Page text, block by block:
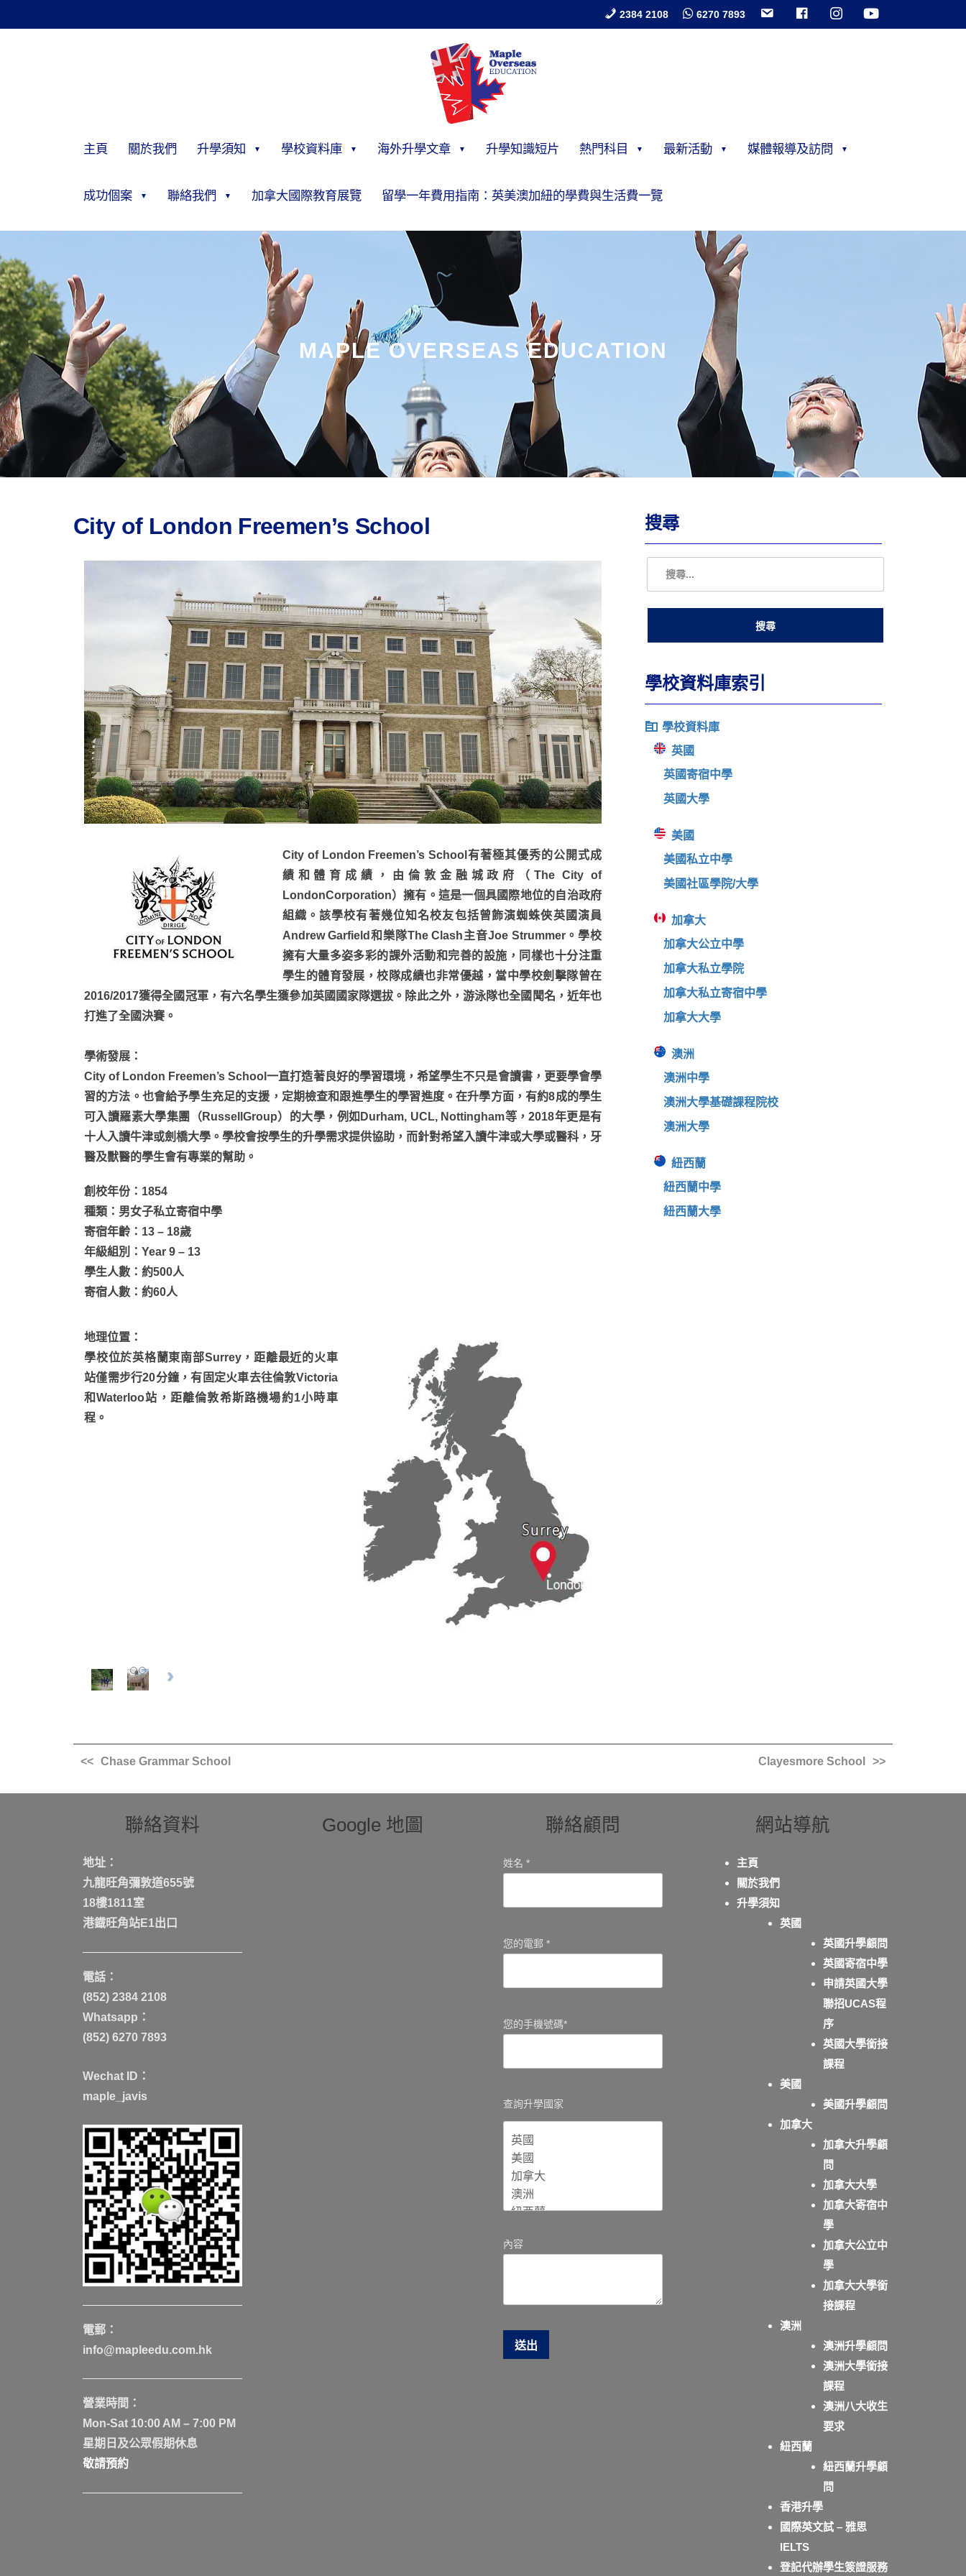
2384 2108 6270 7893
主頁 關於我們 升學須知 學校資料庫 海外升學文章 升學知識短片 熱門科目 最新活動 媒體報導及訪問
成功個案 聯絡我們 加拿大國際教育展覽 留學一年費用指南：英美澳加紐的學費與生活費一覽
MAPLE OVERSEAS EDUCATION
City of London Freemen’s School
City of London Freemen’s School有著極其優秀的公開式成
績和體育成績，由倫敦金融城政府（The City of
LondonCorporation）擁有。這是一個具國際地位的自治政府
組織。該學校有著幾位知名校友包括曾飾演蜘蛛俠英國演員
Andrew Garfield和樂隊The Clash主音Joe Strummer。學校
擁有大量多姿多彩的課外活動和完善的設施，同樣也十分注重
學生的體育發展，校隊成績也非常優越，當中學校劍擊隊曾在
2016/2017獲得全國冠軍，有六名學生獲參加英國國家隊選拔。除此之外，游泳隊也全國聞名，近年也
打進了全國決賽。
學術發展 ：
City of London Freemen’s School一直打造著良好的學習環境，希望學生不只是會讀書，更要學會學
習的方法。也會給予學生充足的支援，定期檢查和跟進學生的學習進度。在升學方面，有約8成的學生
可入讀羅素大學集團（RussellGroup）的大學，例如Durham, UCL, Nottingham等，2018年更是有
十人入讀牛津或劍橋大學。學校會按學生的升學需求提供協助，而針對希望入讀牛津或大學或醫科，牙
醫及獸醫的學生會有專業的幫助。
創校年份：1854
種類：男女子私立寄宿中學
寄宿年齡：13 – 18歲
年級組別：Year 9 – 13
學生人數：約500人
寄宿人數：約60人
地理位置：
學校位於英格蘭東南部Surrey，距離最近的火車
站僅需步行20分鐘，有固定火車去往倫敦Victoria
和Waterloo站，距離倫敦希斯路機場約1小時車
程。
搜尋
學校資料庫索引
學校資料庫
英國
英國寄宿中學
英國大學
美國
美國私立中學
美國社區學院/大學
加拿大
加拿大公立中學
加拿大私立學院
加拿大私立寄宿中學
加拿大大學
澳洲
澳洲中學
澳洲大學基礎課程院校
澳洲大學
紐西蘭
紐西蘭中學
紐西蘭大學
Chase Grammar School Clayesmore School
聯絡資料
地址：
九龍旺角彌敦道655號
18樓1811室
港鐡旺角站E1出口
電話：
(852) 2384 2108
Whatsapp：
(852) 6270 7893
Wechat ID：
maple_javis
電郵：
info@mapleedu.com.hk
營業時間：
Mon-Sat 10:00 AM – 7:00 PM
星期日及公眾假期休息
敬請預約
Google 地圖 聯絡顧問
姓名 *
您的電郵 *
您的手機號碼*
查詢升學國家
內容
網站導航
主頁
關於我們
升學須知
英國
英國升學顧問
英國寄宿中學
申請英國大學
聯招UCAS程
序
英國大學銜接
課程
美國
美國升學顧問
加拿大
加拿大升學顧
問
加拿大大學
加拿大寄宿中
學
加拿大公立中
學
加拿大大學銜
接課程
澳洲
澳洲升學顧問
澳洲大學銜接
課程
澳洲八大收生
要求
紐西蘭
紐西蘭升學顧
問
香港升學
國際英文試 – 雅思
IELTS
登記代辦學生簽證服務